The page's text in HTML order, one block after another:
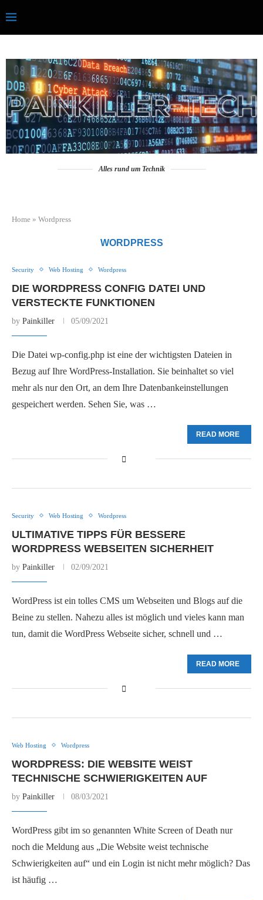
Alles rund um Technik
Home » Wordpress
WORDPRESS
Security Web Hosting Wordpress
DIE WORDPRESS CONFIG DATEI UND
VERSTECKTE FUNKTIONEN
by Painkiller 05/09/2021
Die Datei wp-config.php ist eine der wichtigsten Dateien in
Bezug auf Ihre WordPress-Installation. Sie beinhaltet so viel
mehr als nur den Ort, an dem Ihre Datenbankeinstellungen
gespeichert werden. Sehen Sie, was …
READ MORE
Security Web Hosting Wordpress
ULTIMATIVE TIPPS FÜR BESSERE
WORDPRESS WEBSEITEN SICHERHEIT
by Painkiller 02/09/2021
WordPress ist ein tolles CMS um Webseiten und Blogs auf die
Beine zu stellen. Nahezu alles ist möglich und vieles kann man
tun, damit die WordPress Webseite sicher, schnell und …
READ MORE
Web Hosting Wordpress
WORDPRESS: DIE WEBSITE WEIST
TECHNISCHE SCHWIERIGKEITEN AUF
by Painkiller 08/03/2021
WordPress gibt im so genannten White Screen of Death nur
noch die Meldung aus „Die Website weist technische
Schwierigkeiten auf“ und ein Login ist nicht mehr möglich? Das
ist häufig …